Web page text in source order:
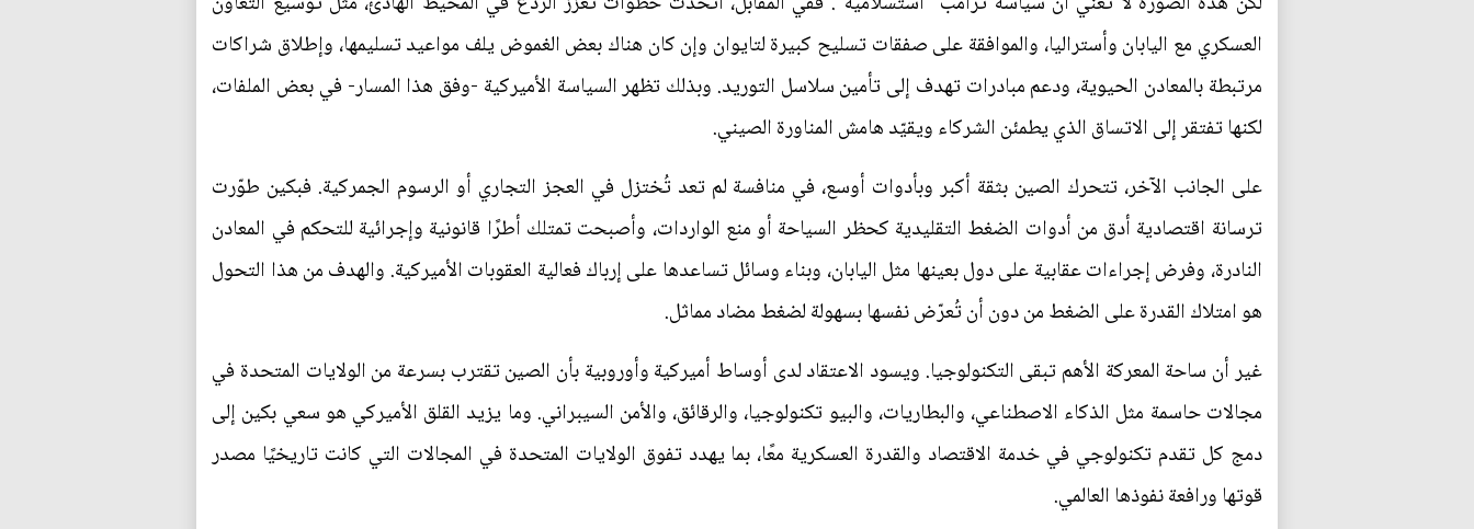
العسكري مع اليابان وأستراليا، والموافقة على صفقات تسليح كبيرة لتايوان وإن كان هناك بعض الغموض يلف مواعيد تسليمها، وإطلاق شراكات
مرتبطة بالمعادن الحيوية، ودعم مبادرات تهدف إلى تأمين سلاسل التوريد. وبذلك تظهر السياسة الأميركية -وفق هذا المسار- في بعض الملفات،
لكنها تفتقر إلى الاتساق الذي يطمئن الشركاء ويقيّد هامش المناورة الصيني.
على الجانب الآخر، تتحرك الصين بثقة أكبر وبأدوات أوسع، في منافسة لم تعد تُختزل في العجز التجاري أو الرسوم الجمركية. فبكين طوّرت
ترسانة اقتصادية أدق من أدوات الضغط التقليدية كحظر السياحة أو منع الواردات، وأصبحت تمتلك أطرًا قانونية وإجرائية للتحكم في المعادن
النادرة، وفرض إجراءات عقابية على دول بعينها مثل اليابان، وبناء وسائل تساعدها على إرباك فعالية العقوبات الأميركية. والهدف من هذا التحول
هو امتلاك القدرة على الضغط من دون أن تُعرّض نفسها بسهولة لضغط مضاد مماثل.
غير أن ساحة المعركة الأهم تبقى التكنولوجيا. ويسود الاعتقاد لدى أوساط أميركية وأوروبية بأن الصين تقترب بسرعة من الولايات المتحدة في
مجالات حاسمة مثل الذكاء الاصطناعي، والبطاريات، والبيو تكنولوجيا، والرقائق، والأمن السيبراني. وما يزيد القلق الأميركي هو سعي بكين إلى
دمج كل تقدم تكنولوجي في خدمة الاقتصاد والقدرة العسكرية معًا، بما يهدد تفوق الولايات المتحدة في المجالات التي كانت تاريخيًا مصدر
قوتها ورافعة نفوذها العالمي.